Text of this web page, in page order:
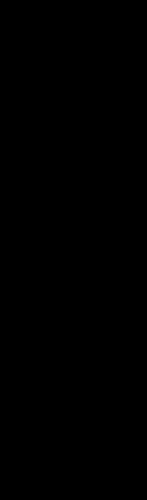
sont
et pouvez
NOTRE
des